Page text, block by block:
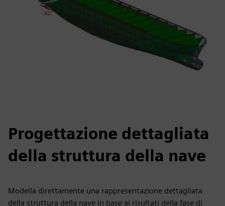
Progettazione dettagliata
della struttura della nave
Modella direttamente una rappresentazione dettagliata
della struttura della nave in base ai risultati della fase di